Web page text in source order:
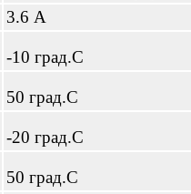
3.6 А
-10 град.С
50 град.С
-20 град.С
50 град.С